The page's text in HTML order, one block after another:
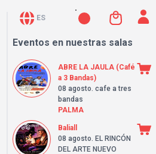
ES
Eventos en nuestras salas
ABRE LA JAULA (Café
a 3 Bandas)
08 agosto. cafe a tres
bandas
PALMA
Baliall
08 agosto. EL RINCÓN
DEL ARTE NUEVO